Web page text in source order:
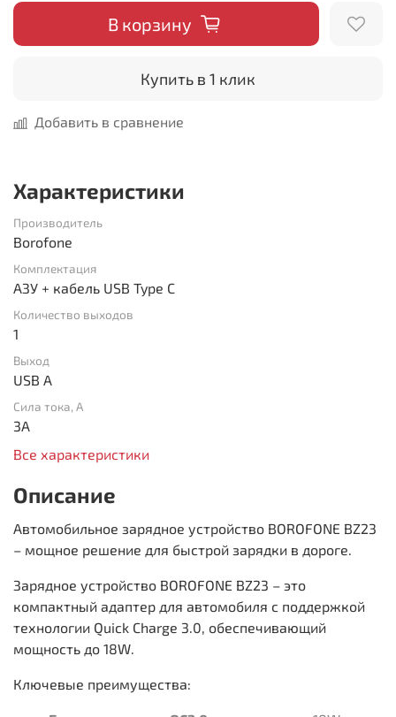
В корзину
Купить в 1 клик
Добавить в сравнение
Характеристики
Производитель
Borofone
Комплектация
АЗУ + кабель USB Type C
Количество выходов
1
Выход
USB A
Сила тока, А
3A
Все характеристики
Описание
Автомобильное зарядное устройство BOROFONE BZ23
– мощное решение для быстрой зарядки в дороге.
Зарядное устройство BOROFONE BZ23 – это
компактный адаптер для автомобиля с поддержкой
технологии Quick Charge 3.0, обеспечивающий
мощность до 18W.
Ключевые преимущества: